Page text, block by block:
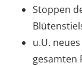
Stoppen
u.U.
gesamten